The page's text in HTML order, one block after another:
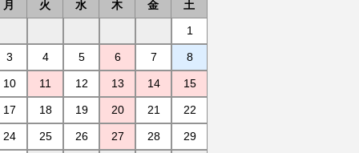
月 火 水 木 金
土
1
3 4 5 6 7 8
10 11 12 13 14 15
17 18 19 20 21 22
24 25 26 27 28 29